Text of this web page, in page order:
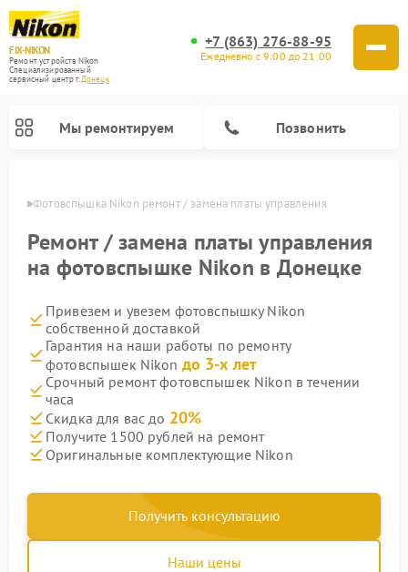
FIX-NIKON
Ремонт устройств Nikon
Специализированный
cервисный центр г.Донецк
+7 (863) 276-88-95
Ежедневно с 9:00 до 21:00
Мы ремонтируем Позвонить
Фотовспышка Nikon ремонт / замена платы управления
Ремонт / замена платы управления
на фотовспышке Nikon в Донецке
Привезем и увезем фотовспышку Nikon
собственной доставкой
Гарантия на наши работы по ремонту
фотовспышек Nikon до 3-х лет
Срочный ремонт фотовспышек Nikon в течении
часа
Скидка для вас до 20%
Получите 1500 рублей на ремонт
Оригинальные комплектующие Nikon
Получить консультацию
Наши цены